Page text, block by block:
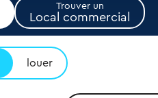
Trouver un
Local commercial
louer